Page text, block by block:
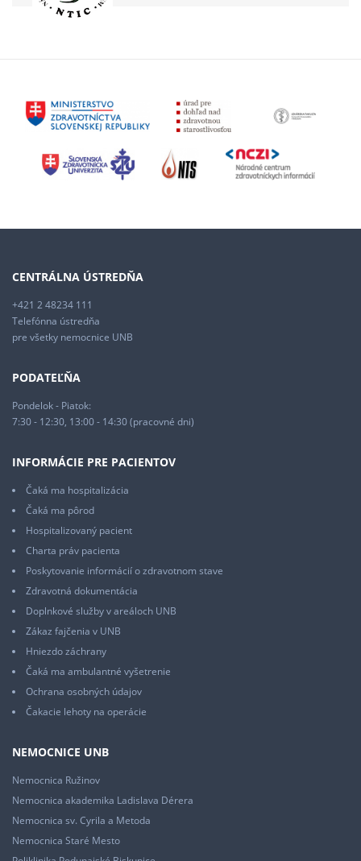
CENTRÁLNA ÚSTREDŇA
+421 2 48234 111
Telefónna ústredňa
pre všetky nemocnice UNB
PODATEĽŇA
Pondelok - Piatok:
7:30 - 12:30, 13:00 - 14:30 (pracovné dni)
INFORMÁCIE PRE PACIENTOV
Čaká ma hospitalizácia
Čaká ma pôrod
Hospitalizovaný pacient
Charta práv pacienta
Poskytovanie informácií o zdravotnom stave
Zdravotná dokumentácia
Doplnkové služby v areáloch UNB
Zákaz fajčenia v UNB
Hniezdo záchrany
Čaká ma ambulantné vyšetrenie
Ochrana osobných údajov
Čakacie lehoty na operácie
NEMOCNICE UNB
Nemocnica Ružinov
Nemocnica akademika Ladislava Dérera
Nemocnica sv. Cyrila a Metoda
Nemocnica Staré Mesto